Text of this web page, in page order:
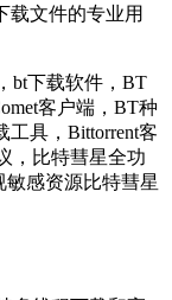
载文件的专业用